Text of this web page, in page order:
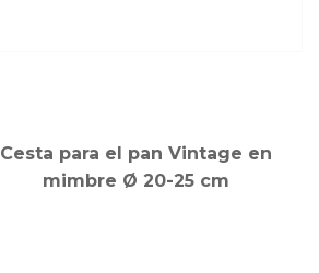
Cesta para el pan Vintage en
mimbre Ø 20-25 cm